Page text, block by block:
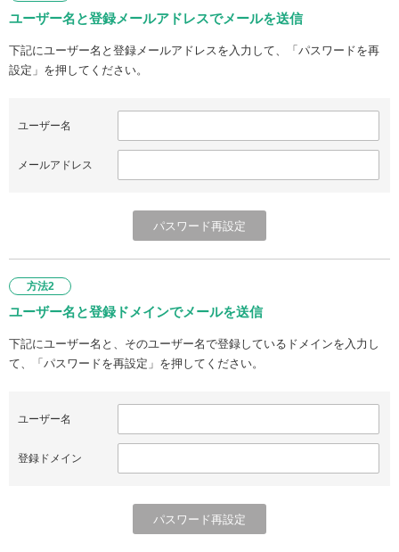
ユーザー名と登録メールアドレスでメールを送信
下記にユーザー名と登録メールアドレスを入力して、「パスワードを再
設定」を押してください。
ユーザー名
メールアドレス
方法2
ユーザー名と登録ドメインでメールを送信
下記にユーザー名と、そのユーザー名で登録しているドメインを入力し
て、「パスワードを再設定」を押してください。
ユーザー名
登録ドメイン